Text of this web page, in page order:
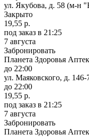
ул. Якубова, д. 58 (м-н
Закрыто
19,55 р.
под заказ в 21:25
7 августа
Забронировать
Планета Здоровья
до 22:00
ул. Маяковского, д.
до 22:00
19,55 р.
под заказ в 21:25
7 августа
Забронировать
Планета Здоровья